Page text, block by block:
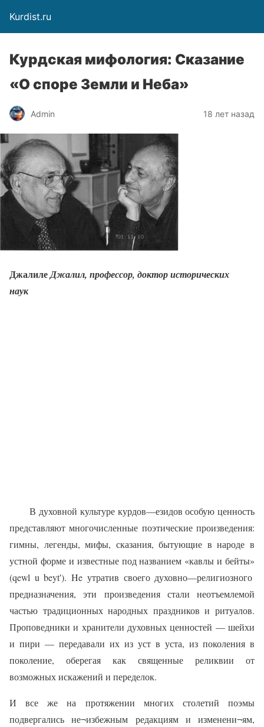
Kurdist.ru
Курдская мифология: Сказание
«О споре Земли и Неба»
Admin 18 лет назад
ДжалилеДжалил, профессор, доктористорических
наук
В духовной культуре курдов—езидов особую ценность
предста­вляют многочисленные поэтиче­ские произведения:
гимны, леген­ды,мифы, сказания,бытующие в народе в
устной форме и извест­ные под названием «кавлы и бей­ты»
(qewl u beyt').He утратив сво­его духовно—религиозного
пред­назначения,эти произведения стали
неотъемлемой
частью тра­диционных народных праздников и ритуалов.
Проповедники и хра­нители духовных ценностей — шейхи
и пири — передавали их из уст в уста, из поколения в
поколе­ние, оберегая как священные ре­ликвии
от
возможныхискажений и переделок.
И все же на протяжении многих столетий поэмы
подвергались не¬избежным редакциям и изменени¬ям,